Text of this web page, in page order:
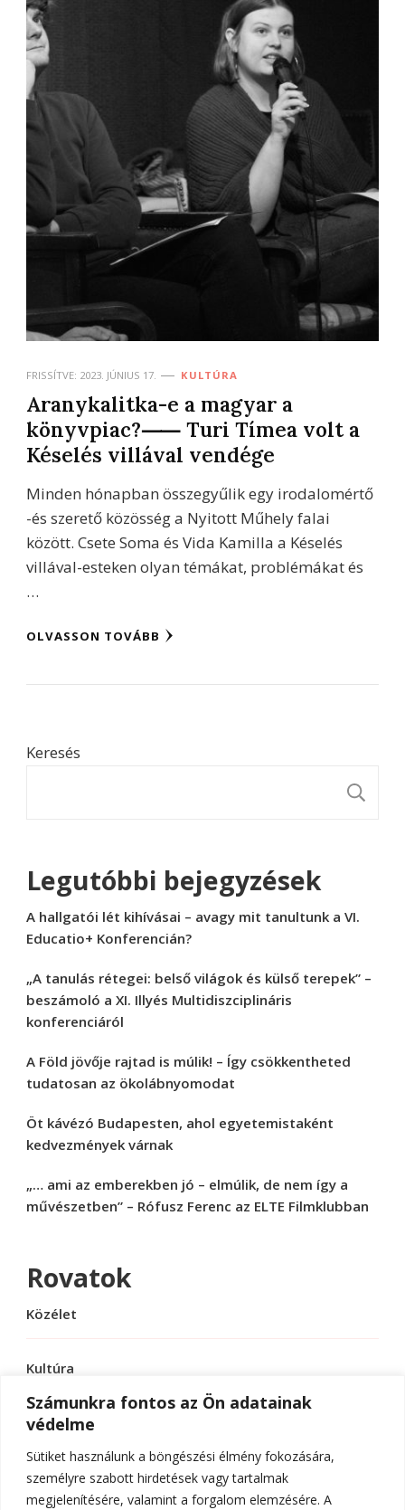
Számunkra fontos az Ön adatainak
védelme
Sütiket használunk a böngészési élmény fokozására,
személyre szabott hirdetések vagy tartalmak
megjelenítésére, valamint a forgalom elemzésére. A
FRISSÍTVE: 2023. JÚNIUS 17. KULTÚRA
Aranykalitka-e a magyar a
könyvpiac?⸺ Turi Tímea volt a
Késelés villával vendége
Minden hónapban összegyűlik egy irodalomértő
-és szerető közösség a Nyitott Műhely falai
között. Csete Soma és Vida Kamilla a Késelés
villával-esteken olyan témákat, problémákat és
…
OLVASSON TOVÁBB
Keresés
Legutóbbi bejegyzések
A hallgatói lét kihívásai – avagy mit tanultunk a VI.
Educatio+ Konferencián?
„A tanulás rétegei: belső világok és külső terepek” –
beszámoló a XI. Illyés Multidiszciplináris
konferenciáról
A Föld jövője rajtad is múlik! – Így csökkentheted
tudatosan az ökolábnyomodat
Öt kávézó Budapesten, ahol egyetemistaként
kedvezmények várnak
„… ami az emberekben jó – elmúlik, de nem így a
művészetben” – Rófusz Ferenc az ELTE Filmklubban
Rovatok
Közélet
Kultúra
Sport
Tudomány